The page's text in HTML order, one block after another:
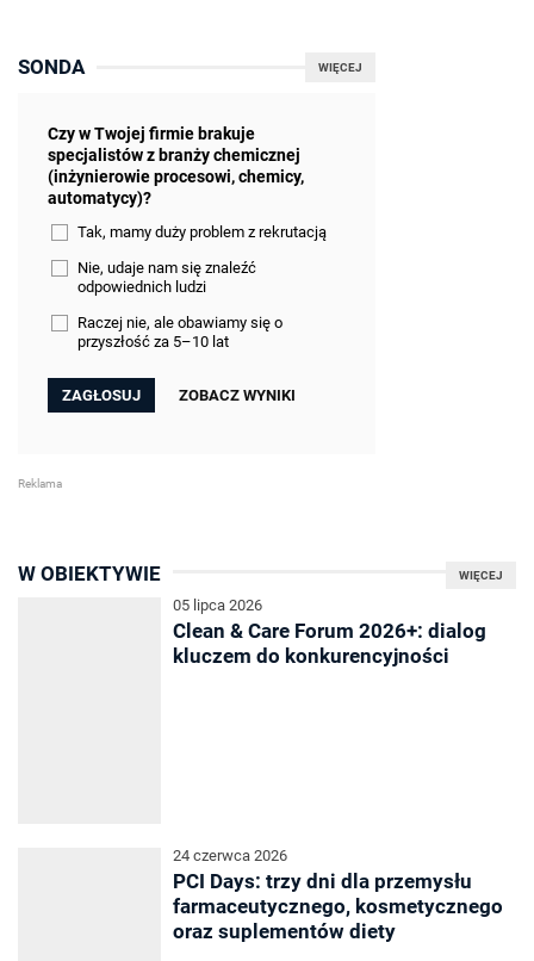
WIĘCEJ
SONDA
Czy w Twojej firmie brakuje
specjalistów z branży chemicznej
(inżynierowie procesowi, chemicy,
automatycy)?
Tak, mamy duży problem z rekrutacją
Nie, udaje nam się znaleźć
odpowiednich ludzi
Raczej nie, ale obawiamy się o
przyszłość za 5–10 lat
ZOBACZ WYNIKI
WIĘCEJ
W OBIEKTYWIE
05 lipca 2026
Clean & Care Forum 2026+: dialog
kluczem do konkurencyjności
24 czerwca 2026
PCI Days: trzy dni dla przemysłu
farmaceutycznego, kosmetycznego
oraz suplementów diety